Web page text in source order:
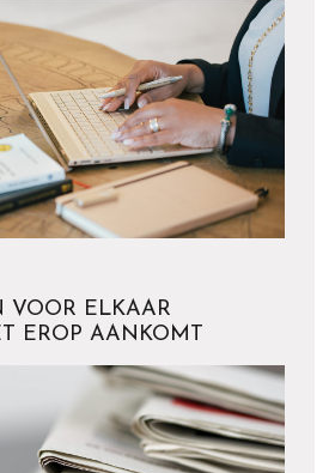
VOOR ELKAAR
EROP AANKOMT